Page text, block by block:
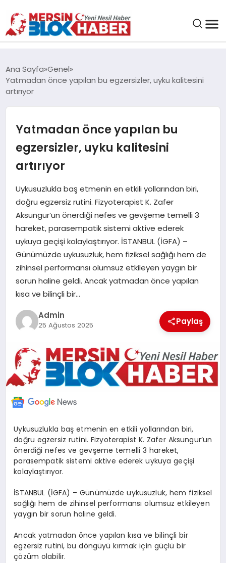
SAĞLIK
EĞITIM
SANAT
POLITIKA
YAŞAM
SPOR
ILETİŞİM
KÜNYE
Ana Sayfa Genel
Yatmadan önce yapılan bu egzersizler, uyku kalitesini
artırıyor
Yatmadan önce yapılan bu
egzersizler, uyku kalitesini
artırıyor
Uykusuzlukla baş etmenin en etkili yollarından biri,
doğru egzersiz rutini. Fizyoterapist K. Zafer
Aksungur’un önerdiği nefes ve gevşeme temelli 3
hareket, parasempatik sistemi aktive ederek
uykuya geçişi kolaylaştırıyor. İSTANBUL (İGFA) –
Günümüzde uykusuzluk, hem fiziksel sağlığı hem de
zihinsel performansı olumsuz etkileyen yaygın bir
sorun haline geldi. Ancak yatmadan önce yapılan
kısa ve bilinçli bir…
Admin
25 Ağustos 2025 Paylaş
Uykusuzlukla baş etmenin en etkili yollarından biri,
doğru egzersiz rutini. Fizyoterapist K. Zafer Aksungur’un
önerdiği nefes ve gevşeme temelli 3 hareket,
parasempatik sistemi aktive ederek uykuya geçişi
kolaylaştırıyor.
İSTANBUL (İGFA) – Günümüzde uykusuzluk, hem fiziksel
sağlığı hem de zihinsel performansı olumsuz etkileyen
yaygın bir sorun haline geldi.
Ancak yatmadan önce yapılan kısa ve bilinçli bir
egzersiz rutini, bu döngüyü kırmak için güçlü bir
çözüm olabilir.